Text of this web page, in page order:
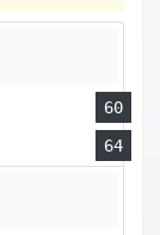
60
64